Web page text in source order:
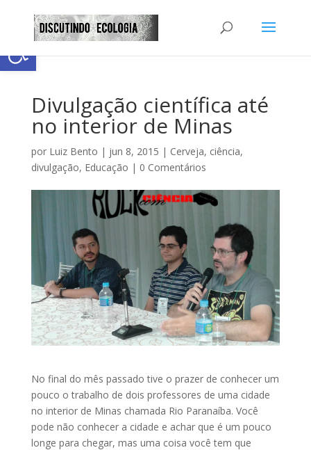
Abrir a barra de ferramentas
Divulgação científica até
no interior de Minas
por Luiz Bento | jun 8, 2015 | Cerveja, ciência,
divulgação, Educação | 0 Comentários
No final do mês passado tive o prazer de conhecer um
pouco o trabalho de dois professores de uma cidade
no interior de Minas chamada Rio Paranaíba. Você
pode não conhecer a cidade e achar que é um pouco
longe para chegar, mas uma coisa você tem que